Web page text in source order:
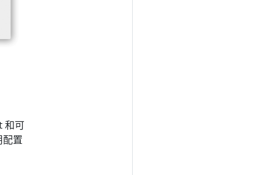
和可
置